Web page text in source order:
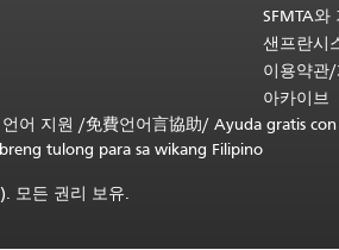
SFMTA와
샌프란시
이용약관
아카이브
언어 지원 /免費언어言協助/ Ayuda gratis
tulong para sa wikang Filipino
모든 권리 보유.